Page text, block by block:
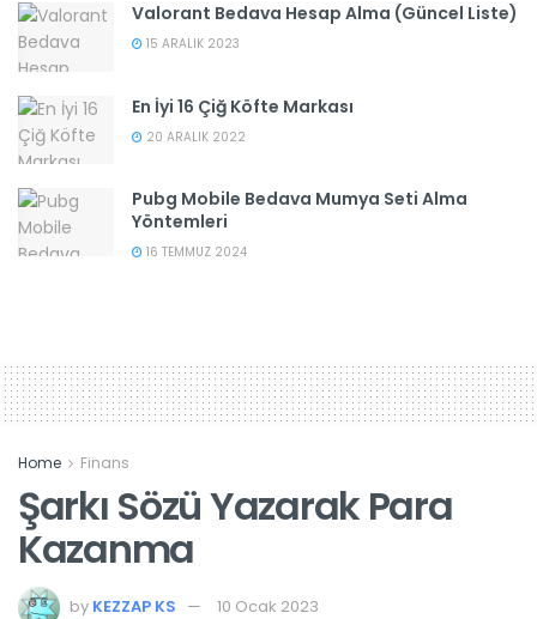
Valorant Bedava Hesap Alma (Güncel Liste)
15 ARALIK 2023
En İyi 16 Çiğ Köfte Markası
20 ARALIK 2022
Pubg Mobile Bedava Mumya Seti Alma
Yöntemleri
16 TEMMUZ 2024
Home Finans
Şarkı Sözü Yazarak Para
Kazanma
by KEZZAP KS 10 Ocak 2023